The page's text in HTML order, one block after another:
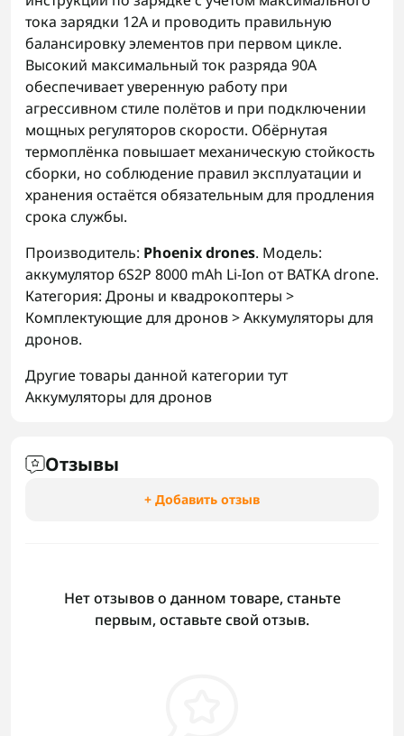
тока зарядки 12А и проводить правильную
балансировку элементов при первом цикле.
Высокий максимальный ток разряда 90А
обеспечивает уверенную работу при
агрессивном стиле полётов и при подключении
мощных регуляторов скорости. Обёрнутая
термоплёнка повышает механическую стойкость
сборки, но соблюдение правил эксплуатации и
хранения остаётся обязательным для продления
срока службы.
Производитель: Phoenix drones. Модель:
аккумулятор 6S2P 8000 mAh Li-Ion от BATKA drone.
Категория: Дроны и квадрокоптеры >
Комплектующие для дронов > Аккумуляторы для
дронов.
Другие товары данной категории тут
Аккумуляторы для дронов
Отзывы
+ Добавить отзыв
Нет отзывов о данном товаре, станьте
первым, оставьте свой отзыв.